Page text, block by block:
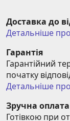
Доставка до
Детальніше
Гарантія
Гарантійний
початку
Детальніше
Зручна оплата
Готівкою при